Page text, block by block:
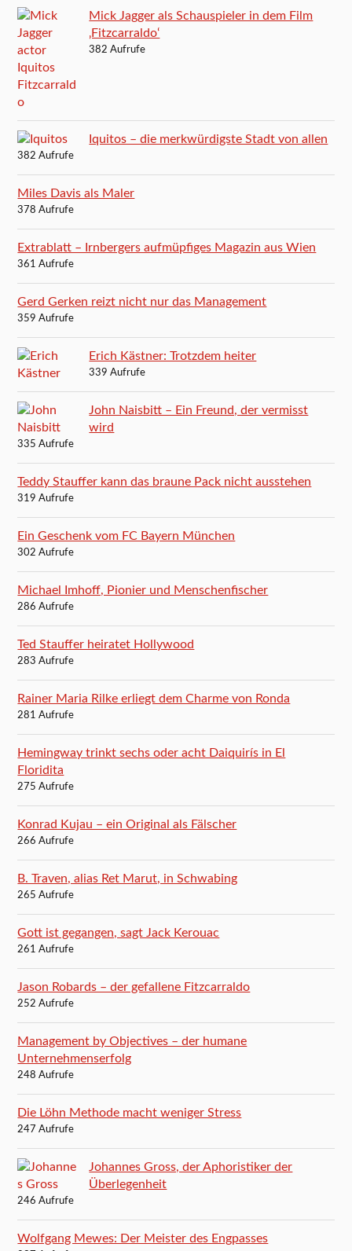
Mick Jagger als Schauspieler in dem Film
‚Fitzcarraldo‘
382 Aufrufe
Iquitos – die merkwürdigste Stadt von allen
382 Aufrufe
Miles Davis als Maler
378 Aufrufe
Extrablatt – Irnbergers aufmüpfiges Magazin aus Wien
361 Aufrufe
Gerd Gerken reizt nicht nur das Management
359 Aufrufe
Erich Kästner: Trotzdem heiter
339 Aufrufe
John Naisbitt – Ein Freund, der vermisst
wird
335 Aufrufe
Teddy Stauffer kann das braune Pack nicht ausstehen
319 Aufrufe
Ein Geschenk vom FC Bayern München
302 Aufrufe
Michael Imhoff, Pionier und Menschenfischer
286 Aufrufe
Ted Stauffer heiratet Hollywood
283 Aufrufe
Rainer Maria Rilke erliegt dem Charme von Ronda
281 Aufrufe
Hemingway trinkt sechs oder acht Daiquirís in El
Floridita
275 Aufrufe
Konrad Kujau – ein Original als Fälscher
266 Aufrufe
B. Traven, alias Ret Marut, in Schwabing
265 Aufrufe
Gott ist gegangen, sagt Jack Kerouac
261 Aufrufe
Jason Robards – der gefallene Fitzcarraldo
252 Aufrufe
Management by Objectives – der humane
Unternehmenserfolg
248 Aufrufe
Die Löhn Methode macht weniger Stress
247 Aufrufe
Johannes Gross, der Aphoristiker der
Überlegenheit
246 Aufrufe
Wolfgang Mewes: Der Meister des Engpasses